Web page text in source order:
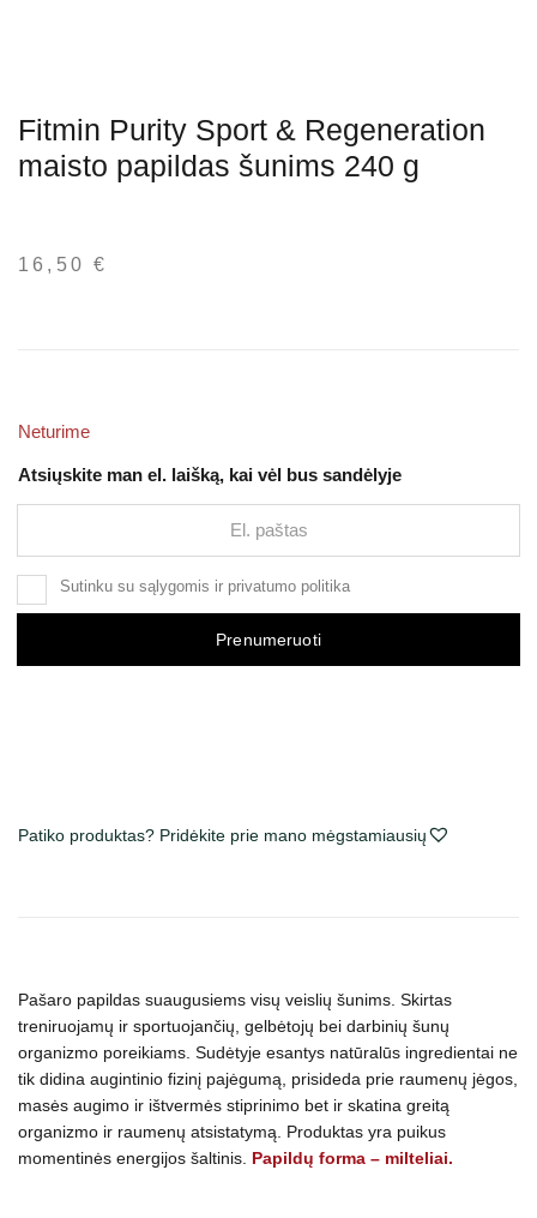
Fitmin Purity Sport & Regeneration
maisto papildas šunims 240 g
16,50€
Neturime
Atsiųskite man el. laišką, kai vėl bus sandėlyje
Sutinku su sąlygomis ir privatumo politika
Prenumeruoti
Patiko produktas? Pridėkite prie mano mėgstamiausių
Pašaro papildas suaugusiems visų veislių šunims. Skirtas
treniruojamų ir sportuojančių, gelbėtojų bei darbinių šunų
organizmo poreikiams. Sudėtyje esantys natūralūs ingredientai ne
tik didina augintinio fizinį pajėgumą, prisideda prie raumenų jėgos,
masės augimo ir ištvermės stiprinimo bet ir skatina greitą
organizmo ir raumenų atsistatymą. Produktas yra puikus
momentinės energijos šaltinis. Papildų forma – milteliai.